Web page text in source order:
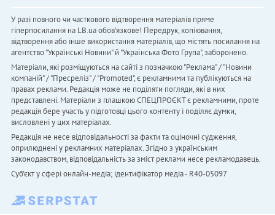
У разі повного чи часткового відтворення матеріалів пряме
гіперпосилання на LB.ua обов'язкове! Передрук, копіювання,
відтворення або інше використання матеріалів, що містять посилання на
агентство "Українськi Новини" й "Українська Фото Група", заборонено.
Матеріали, які розміщуються на сайті з позначкою "Реклама" / "Новини
компаній" / "Пресреліз" / "Promoted", є рекламними та публікуються на
правах реклами. Редакція може не поділяти погляди, які в них
представлені. Матеріали з плашкою СПЕЦПРОЄКТ є рекламними, проте
редакція бере участь у підготовці цього контенту і поділяє думки,
висловлені у цих матеріалах.
Редакція не несе відповідальності за факти та оціночні судження,
оприлюднені у рекламних матеріалах. Згідно з українським
законодавством, відповідальність за зміст реклами несе рекламодавець.
Cуб'єкт у сфері онлайн-медіа; ідентифікатор медіа - R40-05097